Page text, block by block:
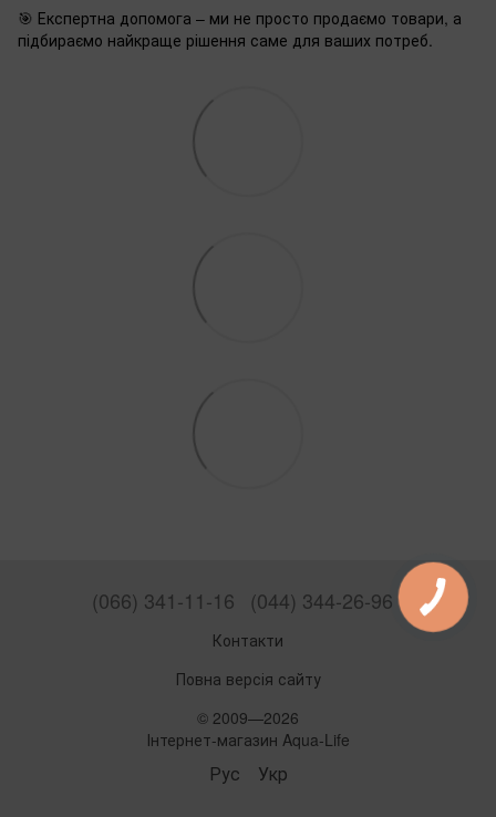
🎯 Експертна допомога – ми не просто продаємо товари, а
підбираємо найкраще рішення саме для ваших потреб.
(066) 341-11-16 (044) 344-26-96
Контакти
Повна версія сайту
© 2009—2026
Інтернет-магазин Aqua-Life
Рус Укр